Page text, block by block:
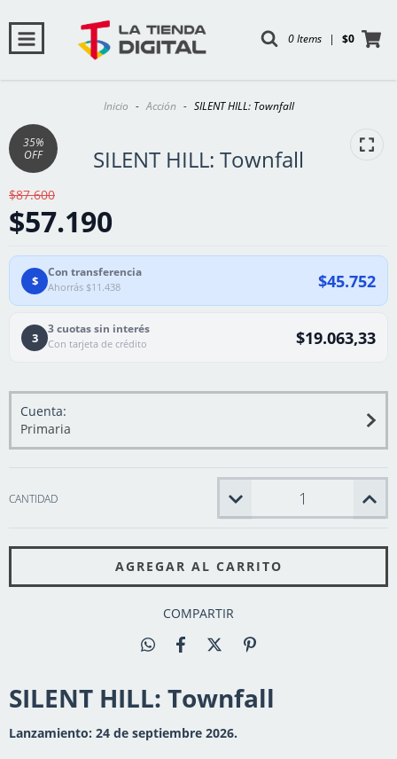
0 Items | $0
Inicio - Acción - SILENT HILL: Townfall
35%
OFF
SILENT HILL: Townfall
$87.600
$57.190
$
Con transferencia
Ahorrás $11.438 $45.752
3
3 cuotas sin interés
Con tarjeta de crédito $19.063,33
Cuenta:
Primaria
CANTIDAD
COMPARTIR
SILENT HILL: Townfall
Lanzamiento: 24 de septiembre 2026.